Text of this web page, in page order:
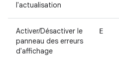
l'actualisation
Activer/Désactiver le
panneau des erreurs
d'affichage
E